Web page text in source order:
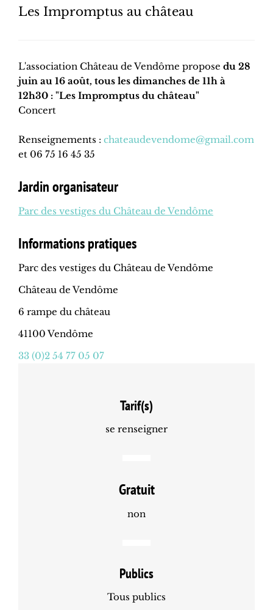
Les Impromptus au château
L'association Château de Vendôme propose du 28
juin au 16 août, tous les dimanches de 11h à
12h30 : "Les Impromptus du château"
Concert
Renseignements : chateaudevendome@gmail.com
et 06 75 16 45 35
Jardin organisateur
Parc des vestiges du Château de Vendôme
Informations pratiques
Parc des vestiges du Château de Vendôme
Château de Vendôme
6 rampe du château
41100 Vendôme
33 (0)2 54 77 05 07
Tarif(s)
se renseigner
Gratuit
non
Publics
Tous publics